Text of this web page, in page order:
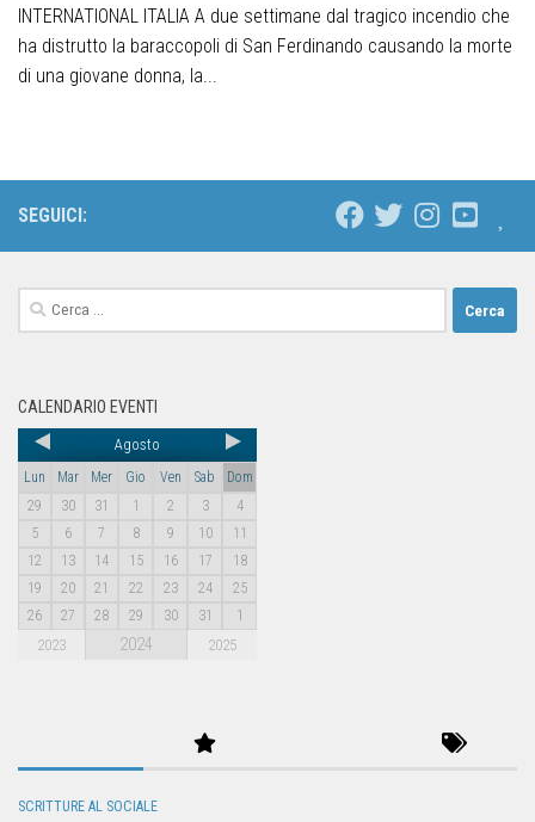
INTERNATIONAL ITALIA A due settimane dal tragico incendio che
ha distrutto la baraccopoli di San Ferdinando causando la morte
di una giovane donna, la...
SEGUICI:
CALENDARIO EVENTI
Agosto
Lun Mar Mer Gio Ven Sab
Dom
29
30 31 1 2 3
4
5
6 7 8 9 10
11
12
13 14 15 16 17
18
19
20 21 22 23 24
25
26
27 28 29 30 31 1
2023 2024 2025
SCRITTURE AL SOCIALE